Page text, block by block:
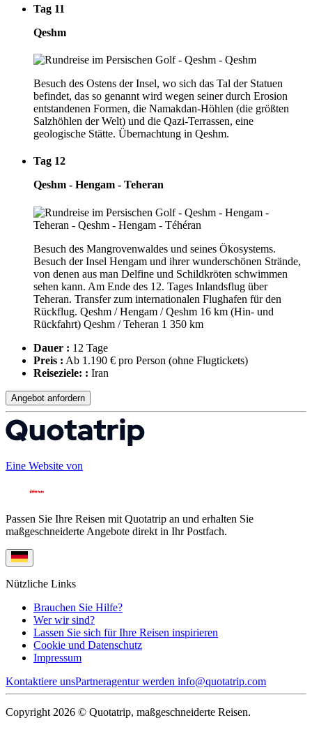
Tag 11
Qeshm
Besuch des Ostens der Insel, wo sich das Tal der Statuen
befindet, das so genannt wird wegen seiner durch Erosion
entstandenen Formen, die Namakdan-Höhlen (die größten
Salzhöhlen der Welt) und die Qazi-Terrassen, eine
geologische Stätte. Übernachtung in Qeshm.
Tag 12
Qeshm - Hengam - Teheran
Besuch des Mangrovenwaldes und seines Ökosystems.
Besuch der Insel Hengam und ihrer wunderschönen Strände,
von denen aus man Delfine und Schildkröten schwimmen
sehen kann. Am Ende des 12. Tages Inlandsflug über
Teheran. Transfer zum internationalen Flughafen für den
Rückflug. Qeshm / Hengam / Qeshm 16 km (Hin- und
Rückfahrt) Qeshm / Teheran 1 350 km
Dauer : 12 Tage
Preis : Ab 1.190 € pro Person (ohne Flugtickets)
Reiseziele: : Iran
Angebot anfordern
Eine Website von
Passen Sie Ihre Reisen mit Quotatrip an und erhalten Sie
maßgeschneiderte Angebote direkt in Ihr Postfach.
Nützliche Links
Brauchen Sie Hilfe?
Wer wir sind?
Lassen Sie sich für Ihre Reisen inspirieren
Cookie und Datenschutz
Impressum
Kontaktiere unsPartneragentur werden info@quotatrip.com
Copyright 2026 © Quotatrip, maßgeschneiderte Reisen.